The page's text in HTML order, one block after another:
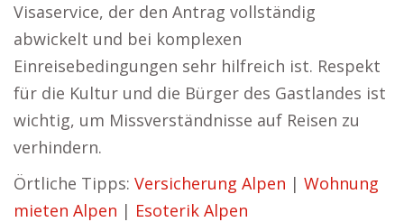
Visaservice, der den Antrag vollständig
abwickelt und bei komplexen
Einreisebedingungen sehr hilfreich ist. Respekt
für die Kultur und die Bürger des Gastlandes ist
wichtig, um Missverständnisse auf Reisen zu
verhindern.
Örtliche Tipps: Versicherung Alpen | Wohnung
mieten Alpen | Esoterik Alpen